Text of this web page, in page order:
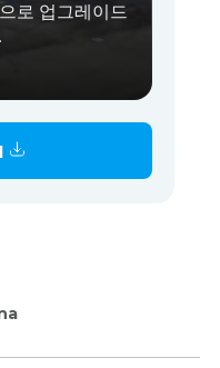
로 업그레이드